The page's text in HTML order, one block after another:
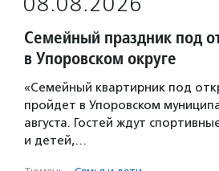
Семейный праздник под
в Упоровском округе
«Семейный квартирник под
пройдет в Упоровском
августа. Гостей ждут
и детей,…